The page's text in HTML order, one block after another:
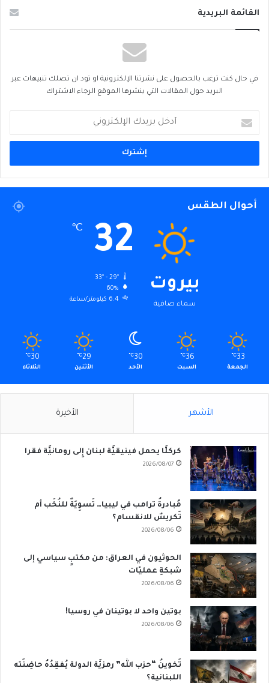
القائمة البريدية
في حال كنت ترغب بالحصول على نشرتنا الإلكترونية او تود ان تصلك تنبيهات عبر
البريد حول المقالات التي ينشرها الموقع الرجاء الاشتراك
بريدك
الإلكتروني
أحوال الطقس
بيروت
سماء صافية
32
℃
33º - 29º
60%
6.4 كيلومتر/ساعة
33
℃
الجمعة
36
℃
السبت
30
℃
الأحد
29
℃
الأثنين
30
℃
الثلاثاء
الأشهر الأخيرة
كركلَّا يحمل فينيقيَّة لبنان إِلى رومانيَّة فقرا
2026/08/07
مُبادرةُ ترامب في ليبيا… تَسوِيَةٌ للنُخَب أم
تَكريسٌ للانقسام؟
2026/08/06
الحوثيون في العراق: من مكتبٍ سياسي إلى
شبكةِ عمليّات
2026/08/06
بوتين واحد لا بوتينان في روسيا!
2026/08/06
تَخوينُ “حزب الله” رمزيَّة الدولة يُفقِدُهُ حاضِنَته
اللبنانية؟